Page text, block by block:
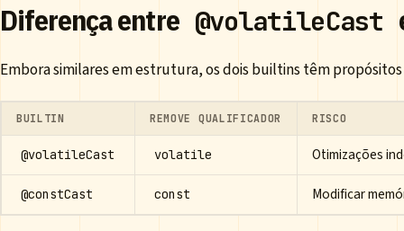
Diferença entre @volatileCast
Embora similares em estrutura, os dois builtins têm
BUILTIN REMOVE QUALIFICADOR RISCO
@volatileCast volatile Otimizações
@constCast const Modificar